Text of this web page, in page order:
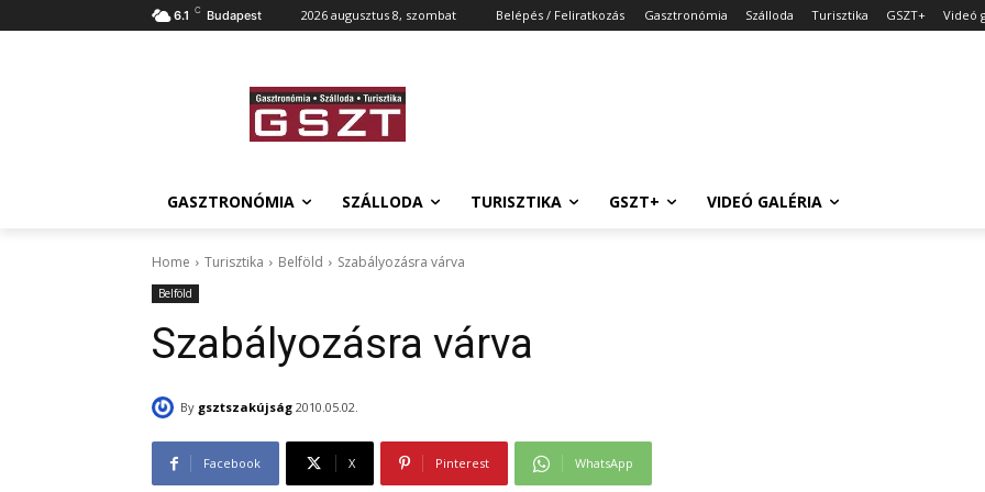
6.1 C Budapest 2026 augusztus 8, szombat Belépés / Feliratkozás Gasztronómia Szálloda Turisztika GSZT+ Videó
GASZTRONÓMIA SZÁLLODA TURISZTIKA GSZT+ VIDEÓ GALÉRIA
Home Turisztika Belföld Szabályozásra várva
Belföld
Szabályozásra várva
By gsztszakújság 2010.05.02.
Facebook X Pinterest WhatsApp